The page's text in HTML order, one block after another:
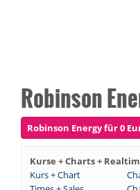
Robinson
Robinson Energy für 0
Kurse + Charts +
Kurs + Chart